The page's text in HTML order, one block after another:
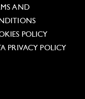
AND
POLICY
PRIVACY POLICY